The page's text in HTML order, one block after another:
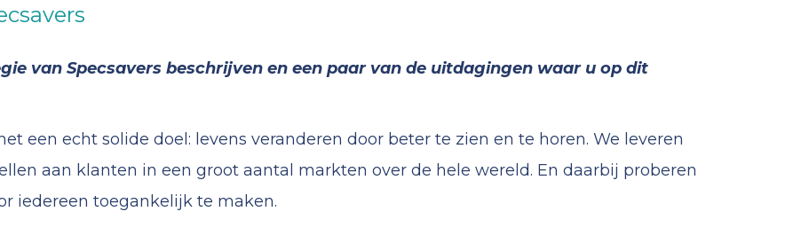
van Specsavers beschrijven en een paar van de uitdagingen waar u op dit
een echt solide doel: levens veranderen door beter te zien en te horen. We leveren
aan klanten in een groot aantal markten over de hele wereld. En daarbij proberen
iedereen toegankelijk te maken.